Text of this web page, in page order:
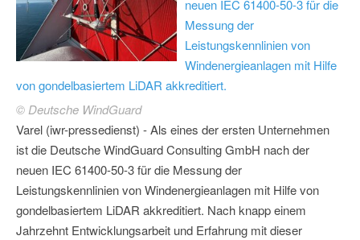
neuen IEC 61400-50-3 für die
Messung der
Leistungskennlinien von
Windenergieanlagen mit Hilfe
von gondelbasiertem LiDAR akkreditiert.
© Deutsche WindGuard
Varel (iwr-pressedienst) - Als eines der ersten Unternehmen
ist die Deutsche WindGuard Consulting GmbH nach der
neuen IEC 61400-50-3 für die Messung der
Leistungskennlinien von Windenergieanlagen mit Hilfe von
gondelbasiertem LiDAR akkreditiert. Nach knapp einem
Jahrzehnt Entwicklungsarbeit und Erfahrung mit dieser